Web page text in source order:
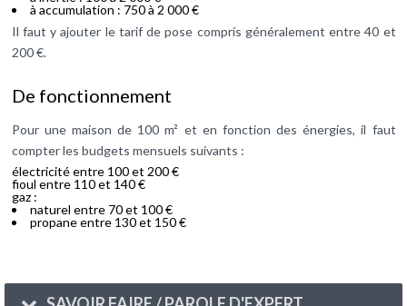
à accumulation : 750 à 2 000 €
Il faut y ajouter le tarif de pose compris généralement entre 40 et
200 €.
De fonctionnement
Pour une maison de 100 m² et en fonction des énergies, il faut
compter les budgets mensuels suivants :
électricité entre 100 et 200 €
fioul entre 110 et 140 €
gaz :
naturel entre 70 et 100 €
propane entre 130 et 150 €